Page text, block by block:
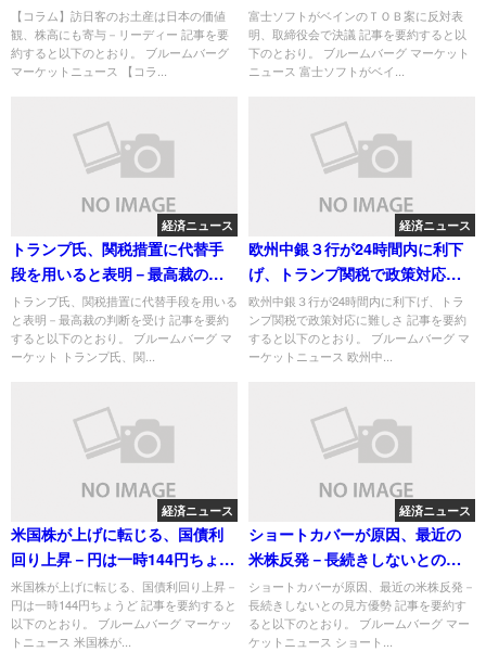
ーディー
【コラム】訪日客のお土産は日本の価値
観、株高にも寄与－リーディー 記事を要
約すると以下のとおり。 ブルームバーグ
マーケットニュース 【コラ...
富士ソフトがベインのＴＯＢ案に反対表
明、取締役会で決議 記事を要約すると以
下のとおり。 ブルームバーグ マーケット
ニュース 富士ソフトがベイ...
経済ニュース
トランプ氏、関税措置に代替手
段を用いると表明－最高裁の判
断を受け
トランプ氏、関税措置に代替手段を用いる
と表明－最高裁の判断を受け 記事を要約
すると以下のとおり。 ブルームバーグ マ
ーケット トランプ氏、関...
経済ニュース
欧州中銀３行が24時間内に利下
げ、トランプ関税で政策対応に
難しさ
欧州中銀３行が24時間内に利下げ、トラ
ンプ関税で政策対応に難しさ 記事を要約
すると以下のとおり。 ブルームバーグ マ
ーケットニュース 欧州中...
経済ニュース
米国株が上げに転じる、国債利
回り上昇－円は一時144円ちょう
ど
米国株が上げに転じる、国債利回り上昇－
円は一時144円ちょうど 記事を要約すると
以下のとおり。 ブルームバーグ マーケッ
トニュース 米国株が...
経済ニュース
ショートカバーが原因、最近の
米株反発－長続きしないとの見
方優勢
ショートカバーが原因、最近の米株反発－
長続きしないとの見方優勢 記事を要約す
ると以下のとおり。 ブルームバーグ マー
ケットニュース ショート...